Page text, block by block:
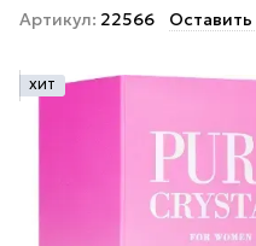
Артикул: 22566 Оставить
ХИТ